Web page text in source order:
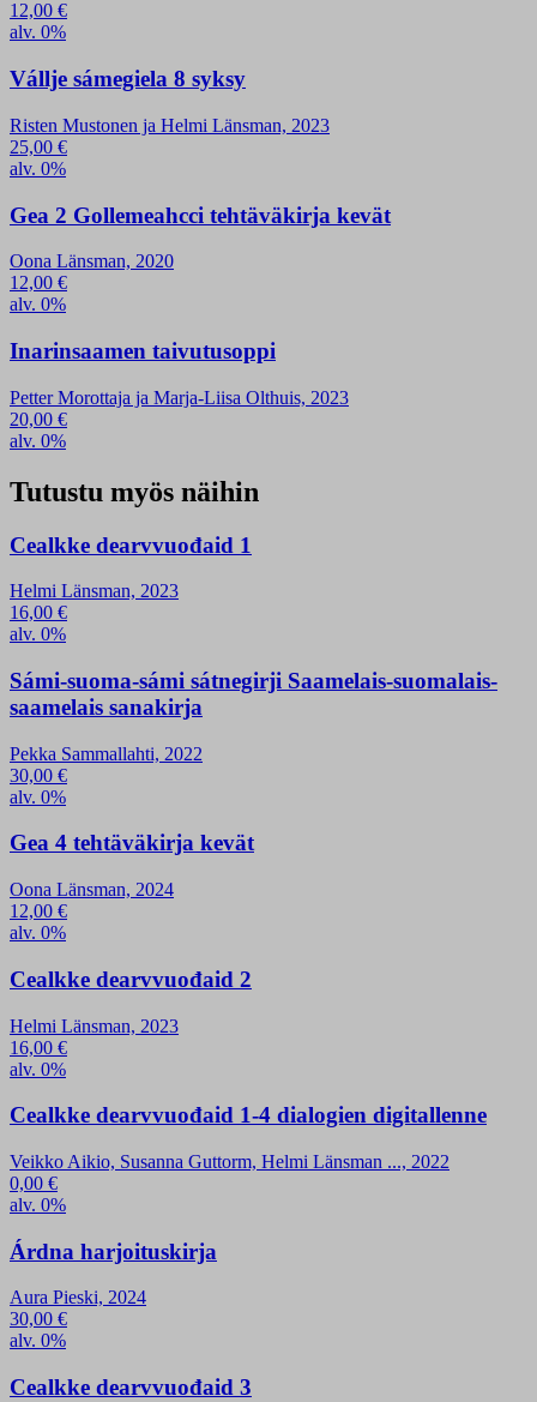
12,00 €
alv. 0%
Vállje sámegiela 8 syksy
Risten Mustonen ja Helmi Länsman, 2023
25,00 €
alv. 0%
Gea 2 Gollemeahcci tehtäväkirja kevät
Oona Länsman, 2020
12,00 €
alv. 0%
Inarinsaamen taivutusoppi
Petter Morottaja ja Marja-Liisa Olthuis, 2023
20,00 €
alv. 0%
Tutustu myös näihin
Cealkke dearvvuođaid 1
Helmi Länsman, 2023
16,00 €
alv. 0%
Sámi-suoma-sámi sátnegirji Saamelais-suomalais-
saamelais sanakirja
Pekka Sammallahti, 2022
30,00 €
alv. 0%
Gea 4 tehtäväkirja kevät
Oona Länsman, 2024
12,00 €
alv. 0%
Cealkke dearvvuođaid 2
Helmi Länsman, 2023
16,00 €
alv. 0%
Cealkke dearvvuođaid 1-4 dialogien digitallenne
Veikko Aikio, Susanna Guttorm, Helmi Länsman ..., 2022
0,00 €
alv. 0%
Árdna harjoituskirja
Aura Pieski, 2024
30,00 €
alv. 0%
Cealkke dearvvuođaid 3